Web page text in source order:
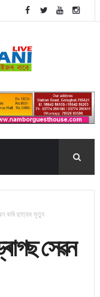
কৰি ছাত্রৰ মৃত্যু
সেৱন